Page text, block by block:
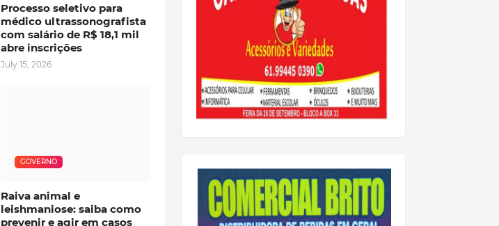
Processo seletivo para
médico ultrassonografista
com salário de R$ 18,1 mil
abre inscrições
July 15, 2026
GOVERNO
Raiva animal e
leishmaniose: saiba como
prevenir e agir em casos